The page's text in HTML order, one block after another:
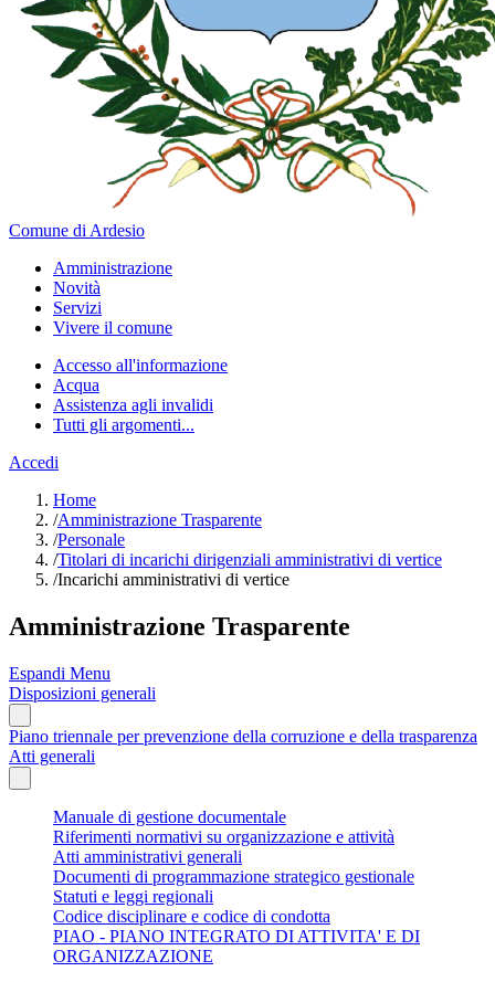
Comune di Ardesio
Amministrazione
Novità
Servizi
Vivere il comune
Accesso all'informazione
Acqua
Assistenza agli invalidi
Tutti gli argomenti...
Accedi
Home
/Amministrazione Trasparente
/Personale
/Titolari di incarichi dirigenziali amministrativi di vertice
/Incarichi amministrativi di vertice
Amministrazione Trasparente
Espandi Menu
Disposizioni generali
Piano triennale per prevenzione della corruzione e della trasparenza
Atti generali
Manuale di gestione documentale
Riferimenti normativi su organizzazione e attività
Atti amministrativi generali
Documenti di programmazione strategico gestionale
Statuti e leggi regionali
Codice disciplinare e codice di condotta
PIAO - PIANO INTEGRATO DI ATTIVITA' E DI
ORGANIZZAZIONE